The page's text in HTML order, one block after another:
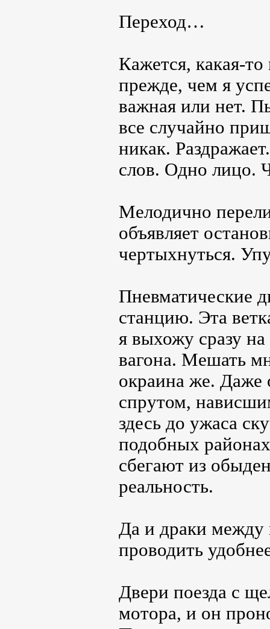
Переход…
Кажется, какая-
прежде, чем я
важная или нет.
все случайно
никак.
слов. Одно лицо.
Мелодично
объявляет
чертыхнуться.
Пневматические
станцию. Эта
я выхожу сразу
вагона. Мешать
окраина же. Даже
спрутом,
здесь до ужаса
подобных
сбегают из
реальность.
Да и драки между
проводить
Двери поезда с
мотора, и он